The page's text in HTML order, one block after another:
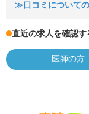
≫口コミについての
直近の求人を確認す
医師の方